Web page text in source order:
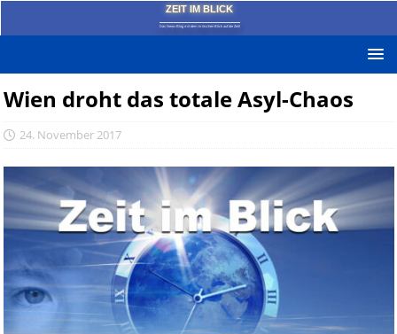
ZEIT IM BLICK
Das News-Blog mit dem kritischen Blick auf die Zeit!
Wien droht das totale Asyl-Chaos
24. November 2017